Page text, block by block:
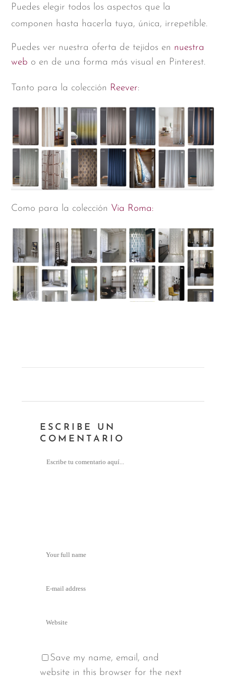
Puedes elegir todos los aspectos que la
componen hasta hacerla tuya, única, irrepetible.
Puedes ver nuestra oferta de tejidos en nuestra
web o en de una forma más visual en Pinterest.
Tanto para la colección Reever:
Como para la colección Via Roma:
ESCRIBE UN
COMENTARIO
Save my name, email, and
website in this browser for the next